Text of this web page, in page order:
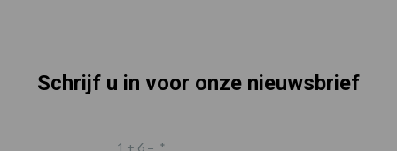
Schrijf u in voor onze nieuwsbrief
1 + 6 = *